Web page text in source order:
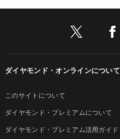
ダイヤモンド・オンラインについて
このサイトについて
ダイヤモンド・プレミアムについて
ダイヤモンド・プレミアム活用ガイド